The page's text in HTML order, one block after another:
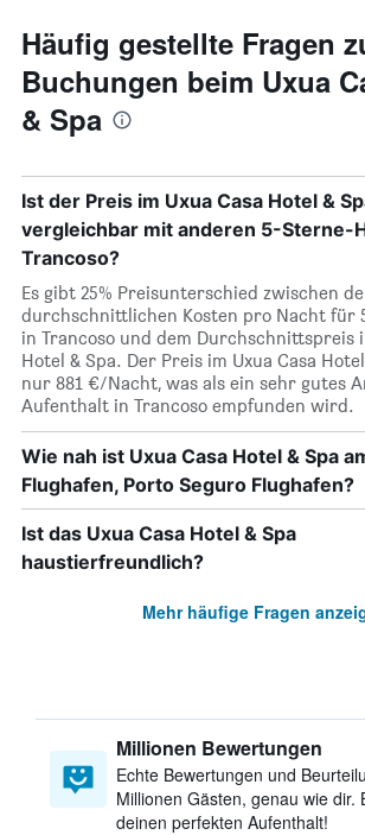
Häufig gestellte Fragen
Buchungen beim Uxua
& Spa
Ist der Preis im Uxua Casa Hotel &
vergleichbar mit anderen 5-Sterne-
Trancoso?
Es gibt 25% Preisunterschied zwischen
durchschnittlichen Kosten pro Nacht für
in Trancoso und dem Durchschnittspreis
Hotel & Spa. Der Preis im Uxua Casa
nur 881 €/Nacht, was als ein sehr gutes
Aufenthalt in Trancoso empfunden wird.
Wie nah ist Uxua Casa Hotel & Spa
Flughafen, Porto Seguro Flughafen?
Ist das Uxua Casa Hotel & Spa
haustierfreundlich?
Mehr häufige Fragen
Millionen Bewertungen
Echte Bewertungen und
Millionen Gästen, genau wie dir.
deinen perfekten Aufenthalt!